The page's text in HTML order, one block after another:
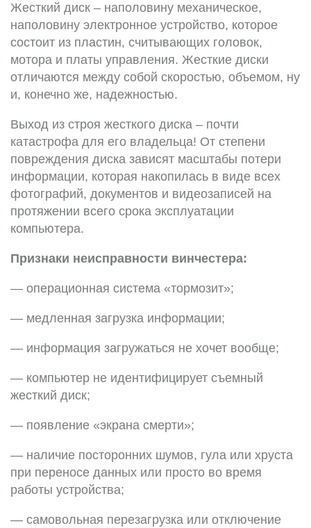
Жесткий диск – наполовину механическое,
наполовину электронное устройство, которое
состоит из пластин, считывающих головок,
мотора и платы управления. Жесткие диски
отличаются между собой скоростью, объемом, ну
и, конечно же, надежностью.
Выход из строя жесткого диска – почти
катастрофа для его владельца! От степени
повреждения диска зависят масштабы потери
информации, которая накопилась в виде всех
фотографий, документов и видеозаписей на
протяжении всего срока эксплуатации
компьютера.
Признаки неисправности винчестера:
— операционная система «тормозит»;
— медленная загрузка информации;
— информация загружаться не хочет вообще;
— компьютер не идентифицирует съемный
жесткий диск;
— появление «экрана смерти»;
— наличие посторонних шумов, гула или хруста
при переносе данных или просто во время
работы устройства;
— самовольная перезагрузка или отключение